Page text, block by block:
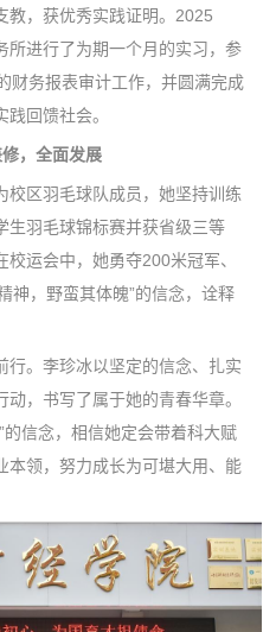
教，获优秀实践证明。2025
所进行了为期一个月的实习，参
财务报表审计工作，并圆满完成
回馈社会。
，全面发展
校区羽毛球队成员，她坚持训练
生羽毛球锦标赛并获省级三等
运会中，她勇夺200米冠军、
神，野蛮其体魄”的信念，诠释
行。李珍冰以坚定的信念、扎实
，书写了属于她的青春华章。
的信念，相信她定会带着科大赋
本领，努力成长为可堪大用、能